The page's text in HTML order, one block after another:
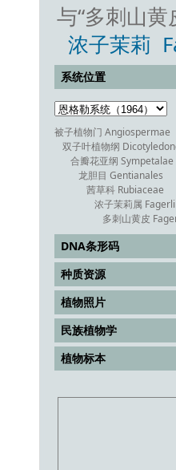
与“多刺山
浓子茉莉
系统位置
被子植物门 Angiospermae
双子叶植物纲
合瓣花亚纲 Sympetalae
龙胆目 Gentianales
茜草科 Rubiaceae
浓子茉莉属
多刺山黄皮
DNA条形码
种质资源
植物照片
民族植物学
植物标本